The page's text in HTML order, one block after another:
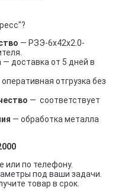
— РЗЭ-6x42x2.0-
— доставка от 5 дней в
отгрузка без
— соответствует
— обработка металла
или по телефону.
под ваши задачи.
товар в срок.